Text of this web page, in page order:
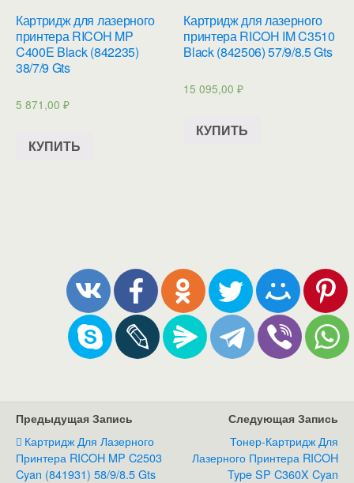
Картридж для лазерного
принтера RICOH MP
C400E Black (842235)
38/7/9 Gts
5 871,00 ₽
КУПИТЬ
Картридж для лазерного
принтера RICOH IM C3510
Black (842506) 57/9/8.5 Gts
15 095,00₽
КУПИТЬ
Предыдущая Запись
Картридж Для Лазерного
Принтера RICOH MP C2503
Cyan (841931) 58/9/8.5 Gts
Следующая Запись
Тонер-Картридж Для
Лазерного Принтера RICOH
Type SP C360X Cyan